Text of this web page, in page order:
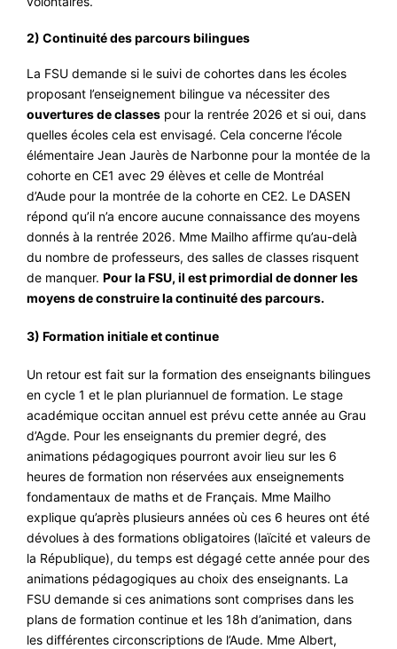
2) Continuité des parcours bilingues
La FSU demande si le suivi de cohortes dans les écoles
proposant l’enseignement bilingue va nécessiter des
ouvertures de classes pour la rentrée 2026 et si oui, dans
quelles écoles cela est envisagé. Cela concerne l’école
élémentaire Jean Jaurès de Narbonne pour la montée de la
cohorte en CE1 avec 29 élèves et celle de Montréal
d’Aude pour la montrée de la cohorte en CE2. Le DASEN
répond qu’il n’a encore aucune connaissance des moyens
donnés à la rentrée 2026. Mme Mailho affirme qu’au-delà
du nombre de professeurs, des salles de classes risquent
de manquer. Pour la FSU, il est primordial de donner les
moyens de construire la continuité des parcours.
3) Formation initiale et continue
Un retour est fait sur la formation des enseignants bilingues
en cycle 1 et le plan pluriannuel de formation. Le stage
académique occitan annuel est prévu cette année au Grau
d’Agde. Pour les enseignants du premier degré, des
animations pédagogiques pourront avoir lieu sur les 6
heures de formation non réservées aux enseignements
fondamentaux de maths et de Français. Mme Mailho
explique qu’après plusieurs années où ces 6 heures ont été
dévolues à des formations obligatoires (laïcité et valeurs de
la République), du temps est dégagé cette année pour des
animations pédagogiques au choix des enseignants. La
FSU demande si ces animations sont comprises dans les
plans de formation continue et les 18h d’animation, dans
les différentes circonscriptions de l’Aude. Mme Albert,